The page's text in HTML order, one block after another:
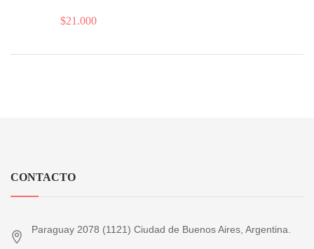
$21.000
CONTACTO
Paraguay 2078 (1121) Ciudad de Buenos Aires, Argentina.